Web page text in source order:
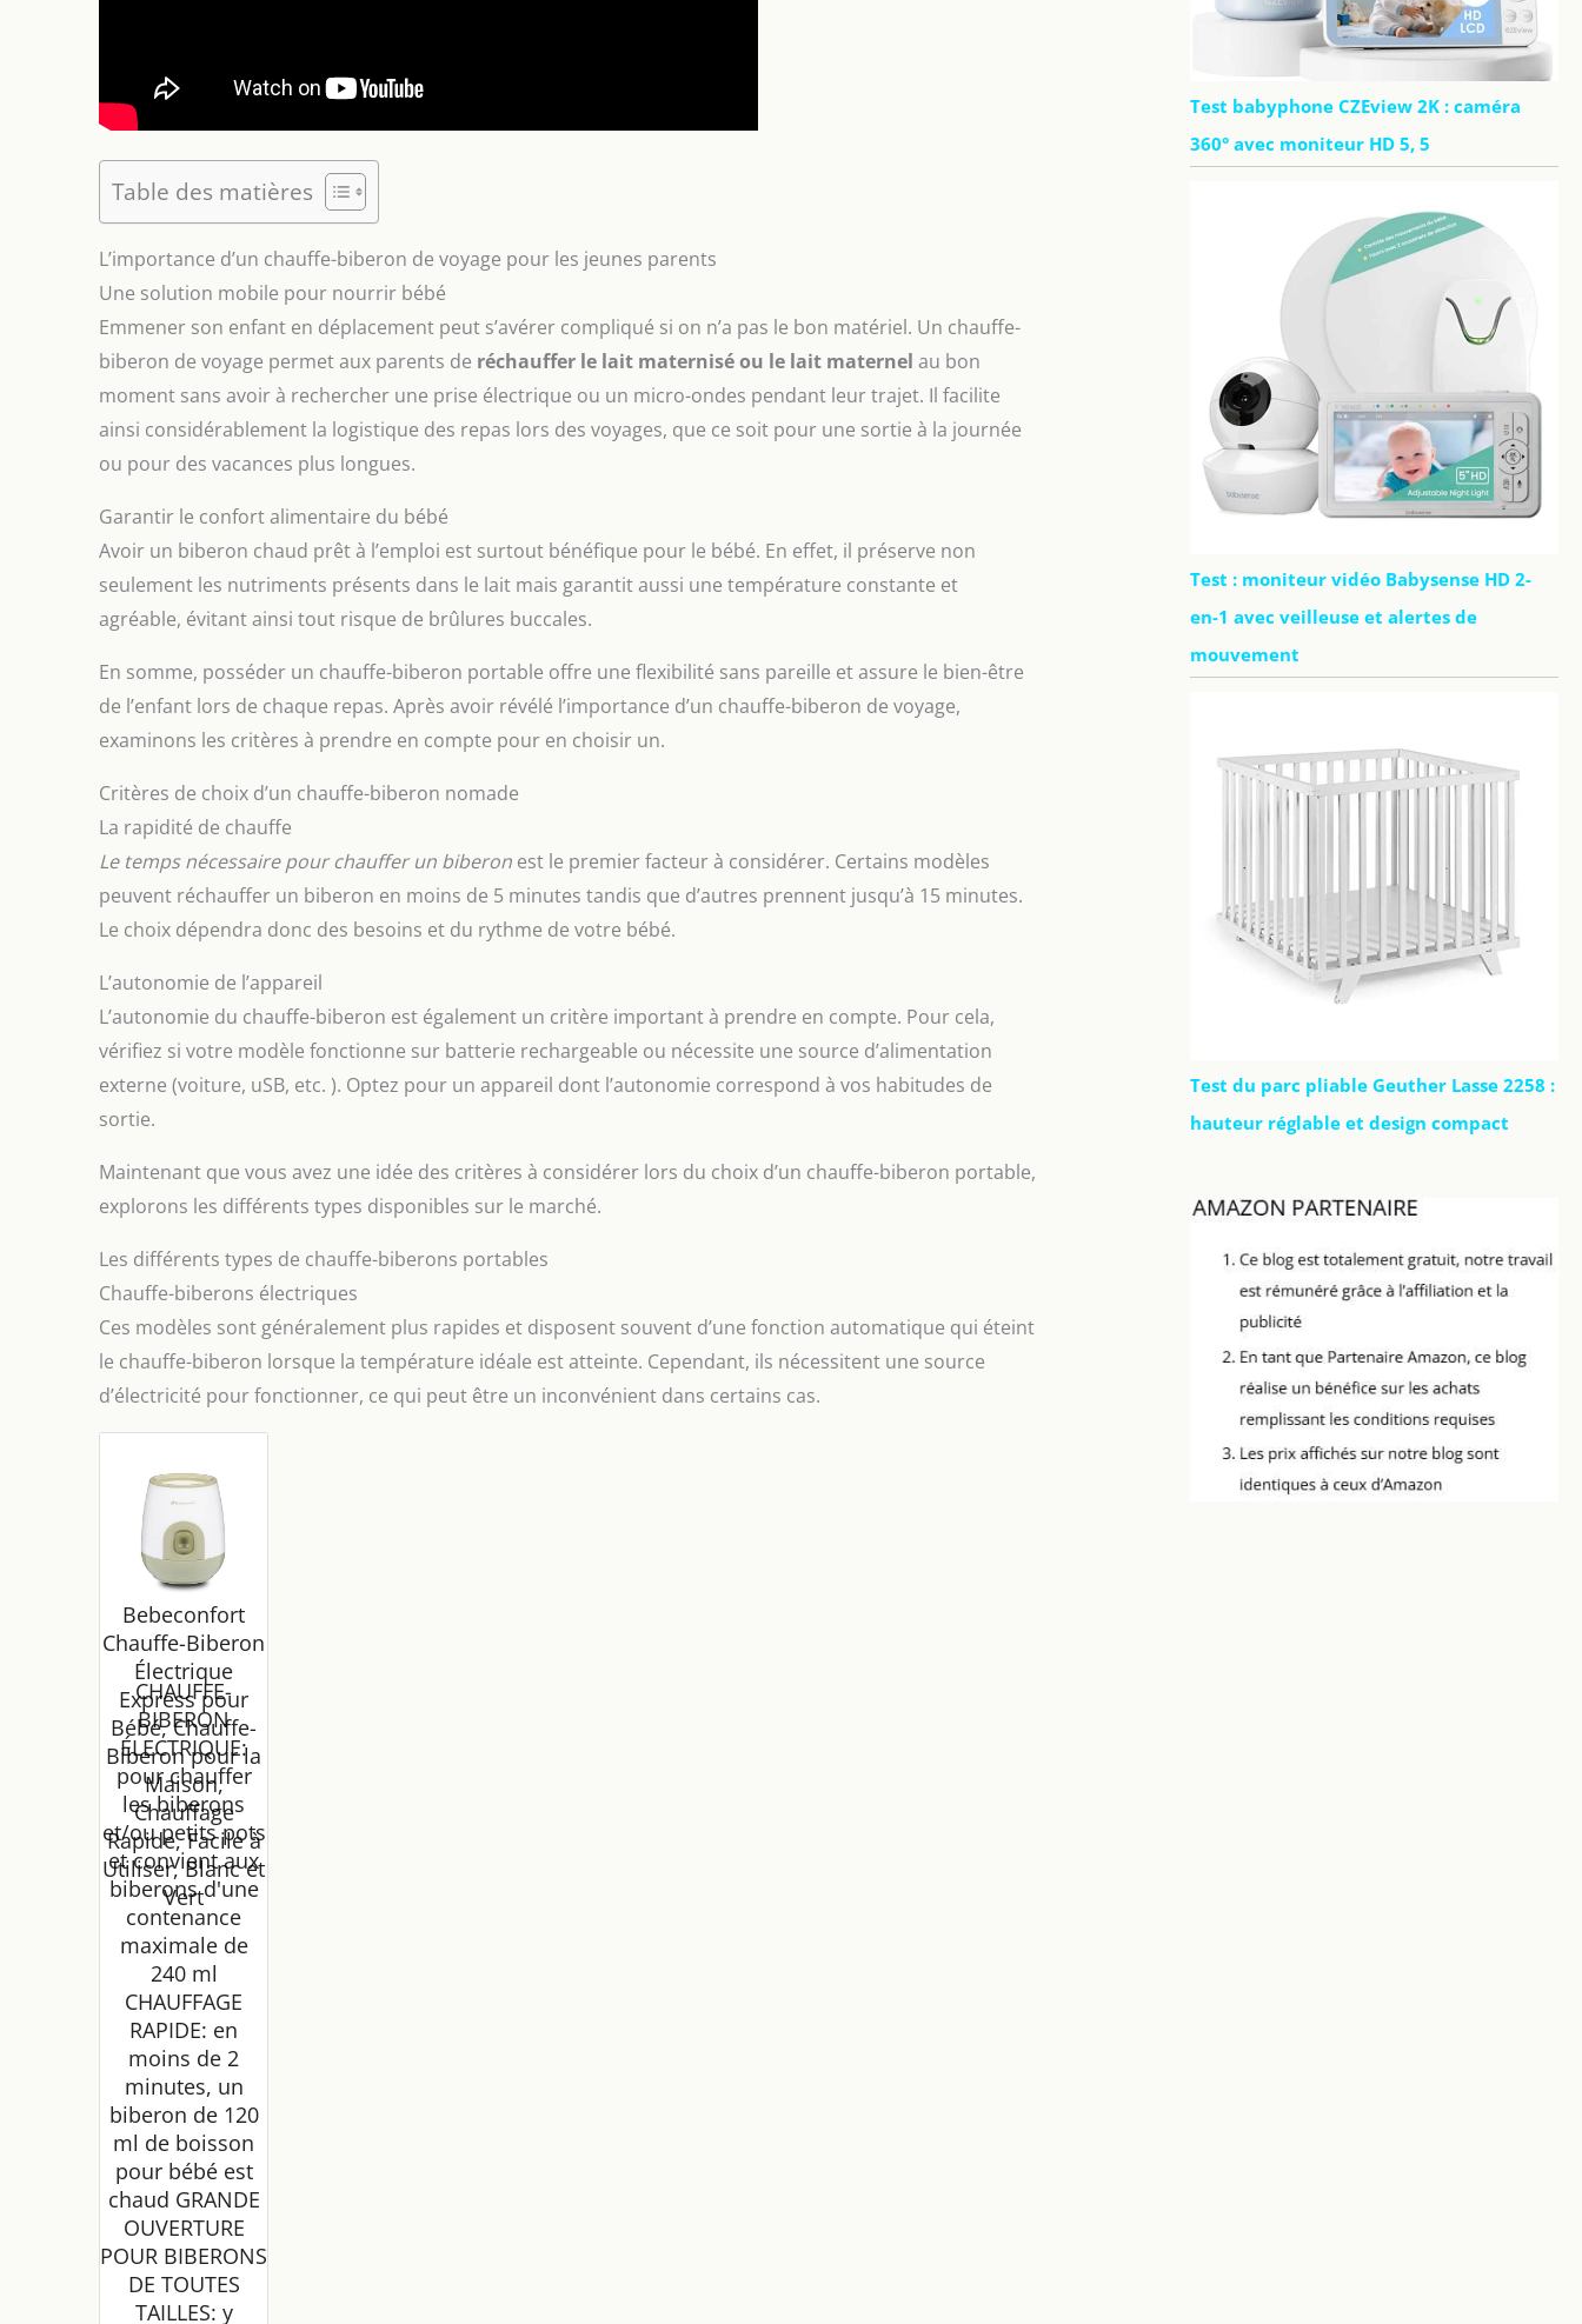
Table des matières
L’importance d’un chauffe-biberon de voyage pour les jeunes parents
Une solution mobile pour nourrir bébé
Emmener son enfant en déplacement peut s’avérer compliqué si on n’a pas le bon matériel. Un chauffe-
biberon de voyage permet aux parents de réchauffer le lait maternisé ou le lait maternel au bon
moment sans avoir à rechercher une prise électrique ou un micro-ondes pendant leur trajet. Il facilite
ainsi considérablement la logistique des repas lors des voyages, que ce soit pour une sortie à la journée
ou pour des vacances plus longues.
Garantir le confort alimentaire du bébé
Avoir un biberon chaud prêt à l’emploi est surtout bénéfique pour le bébé. En effet, il préserve non
seulement les nutriments présents dans le lait mais garantit aussi une température constante et
agréable, évitant ainsi tout risque de brûlures buccales.
En somme, posséder un chauffe-biberon portable offre une flexibilité sans pareille et assure le bien-être
de l’enfant lors de chaque repas. Après avoir révélé l’importance d’un chauffe-biberon de voyage,
examinons les critères à prendre en compte pour en choisir un.
Critères de choix d’un chauffe-biberon nomade
La rapidité de chauffe
Le temps nécessaire pour chauffer un biberon est le premier facteur à considérer. Certains modèles
peuvent réchauffer un biberon en moins de 5 minutes tandis que d’autres prennent jusqu’à 15 minutes.
Le choix dépendra donc des besoins et du rythme de votre bébé.
L’autonomie de l’appareil
L’autonomie du chauffe-biberon est également un critère important à prendre en compte. Pour cela,
vérifiez si votre modèle fonctionne sur batterie rechargeable ou nécessite une source d’alimentation
externe (voiture, uSB, etc. ). Optez pour un appareil dont l’autonomie correspond à vos habitudes de
sortie.
Maintenant que vous avez une idée des critères à considérer lors du choix d’un chauffe-biberon portable,
explorons les différents types disponibles sur le marché.
Les différents types de chauffe-biberons portables
Chauffe-biberons électriques
Ces modèles sont généralement plus rapides et disposent souvent d’une fonction automatique qui éteint
le chauffe-biberon lorsque la température idéale est atteinte. Cependant, ils nécessitent une source
d’électricité pour fonctionner, ce qui peut être un inconvénient dans certains cas.
Bebeconfort
Chauffe-Biberon
Électrique
Express pour
Bébé, Chauffe-
Biberon pour la
Maison,
Chauffage
Rapide, Facile à
Utiliser, Blanc et
Vert
CHAUFFE-
BIBERON
ÉLECTRIQUE:
pour chauffer
les biberons
et/ou petits pots
et convient aux
biberons d'une
contenance
maximale de
240 ml
CHAUFFAGE
RAPIDE: en
moins de 2
minutes, un
biberon de 120
ml de boisson
pour bébé est
chaud GRANDE
OUVERTURE
POUR BIBERONS
DE TOUTES
TAILLES: y
Test babyphone CZEview 2K : caméra
360° avec moniteur HD 5, 5
Test : moniteur vidéo Babysense HD 2-
en-1 avec veilleuse et alertes de
mouvement
Test du parc pliable Geuther Lasse 2258 :
hauteur réglable et design compact